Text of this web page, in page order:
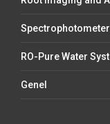
RO-Pure Water
Genel